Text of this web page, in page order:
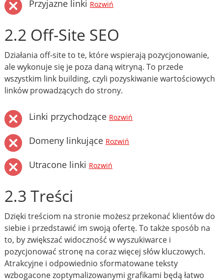
Przyjazne linki Rozwiń
2.2 Off-Site SEO
Działania off-site to te, które wspierają pozycjonowanie,
ale wykonuje się je poza daną witryną. To przede
wszystkim link building, czyli pozyskiwanie wartościowych
linków prowadzących do strony.
Linki przychodzące Rozwiń
Domeny linkujące Rozwiń
Utracone linki Rozwiń
2.3 Treści
Dzięki treściom na stronie możesz przekonać klientów do
siebie i przedstawić im swoją ofertę. To także sposób na
to, by zwiększać widoczność w wyszukiwarce i
pozycjonować stronę na coraz więcej słów kluczowych.
Atrakcyjne i odpowiednio sformatowane teksty
wzbogacone zoptymalizowanymi grafikami będą łatwo